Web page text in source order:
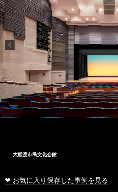
大船渡市民文化会館
❤ お気に入り保存した事例を見る